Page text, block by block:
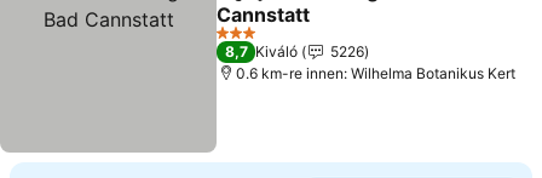
Cannstatt
3 Kategória
8,7 Kiváló
5226
0.6 km-re innen: Wilhelma Botanikus Kert